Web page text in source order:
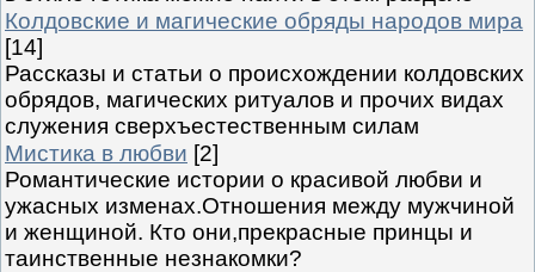
Колдовские и магические обряды народов мира
[14]
Рассказы и статьи о происхождении колдовских
обрядов, магических ритуалов и прочих видах
служения сверхъестественным силам
Мистика в любви [2]
Романтические истории о красивой любви и
ужасных изменах.Отношения между мужчиной
и женщиной. Кто они,прекрасные принцы и
таинственные незнакомки?